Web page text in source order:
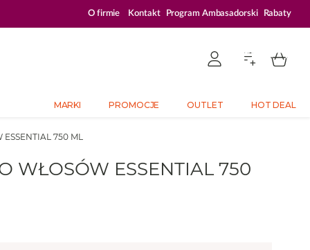
ZALOGUJ SIĘ I KUPUJ TANIEJ – AŻ 33% ZNIŻKI
O firmie Kontakt Program Ambasadorski Rabaty
MARKI PROMOCJE OUTLET HOT DEAL
750 ML
WŁOSÓW ESSENTIAL 750